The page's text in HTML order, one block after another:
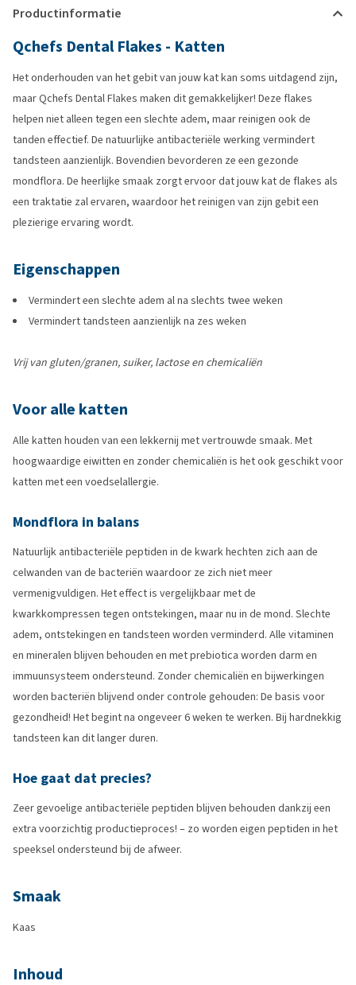
Productinformatie
Qchefs Dental Flakes - Katten
Het onderhouden van het gebit van jouw kat kan soms uitdagend zijn,
maar Qchefs Dental Flakes maken dit gemakkelijker! Deze flakes
helpen niet alleen tegen een slechte adem, maar reinigen ook de
tanden effectief. De natuurlijke antibacteriële werking vermindert
tandsteen aanzienlijk. Bovendien bevorderen ze een gezonde
mondflora. De heerlijke smaak zorgt ervoor dat jouw kat de flakes als
een traktatie zal ervaren, waardoor het reinigen van zijn gebit een
plezierige ervaring wordt.
Eigenschappen
Vermindert een slechte adem al na slechts twee weken
Vermindert tandsteen aanzienlijk na zes weken
Vrij van gluten/granen, suiker, lactose en chemicaliën
Voor alle katten
Alle katten houden van een lekkernij met vertrouwde smaak. Met
hoogwaardige eiwitten en zonder chemicaliën is het ook geschikt voor
katten met een voedselallergie.
Mondflora in balans
Natuurlijk antibacteriële peptiden in de kwark hechten zich aan de
celwanden van de bacteriën waardoor ze zich niet meer
vermenigvuldigen. Het effect is vergelijkbaar met de
kwarkkompressen tegen ontstekingen, maar nu in de mond. Slechte
adem, ontstekingen en tandsteen worden verminderd. Alle vitaminen
en mineralen blijven behouden en met prebiotica worden darm en
immuunsysteem ondersteund. Zonder chemicaliën en bijwerkingen
worden bacteriën blijvend onder controle gehouden: De basis voor
gezondheid! Het begint na ongeveer 6 weken te werken. Bij hardnekkig
tandsteen kan dit langer duren.
Hoe gaat dat precies?
Zeer gevoelige antibacteriële peptiden blijven behouden dankzij een
extra voorzichtig productieproces! – zo worden eigen peptiden in het
speeksel ondersteund bij de afweer.
Smaak
Kaas
Inhoud